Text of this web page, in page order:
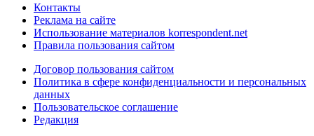
Контакты
Реклама на сайте
Использование материалов korrespondent.net
Правила пользования сайтом
Договор пользования сайтом
Политика в сфере конфиденциальности и персональных
данных
Пользовательское соглашение
Редакция